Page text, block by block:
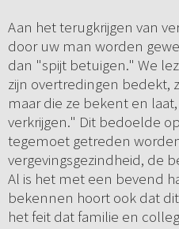
Aan het terugkrijgen van
door uw man worden
dan "spijt betuigen." We
zijn overtredingen bedekt,
maar die ze bekent en
verkrijgen." Dit bedoelde
tegemoet getreden
vergevingsgezindheid, de
Al is het met een bevend
bekennen hoort ook dat
het feit dat familie en